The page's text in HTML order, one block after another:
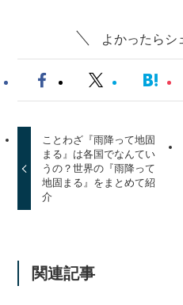
よかったらシ
ことわざ『雨降って地固
まる』は各国でなんてい
うの？世界の『雨降って
地固まる』をまとめて紹
介
関連記事